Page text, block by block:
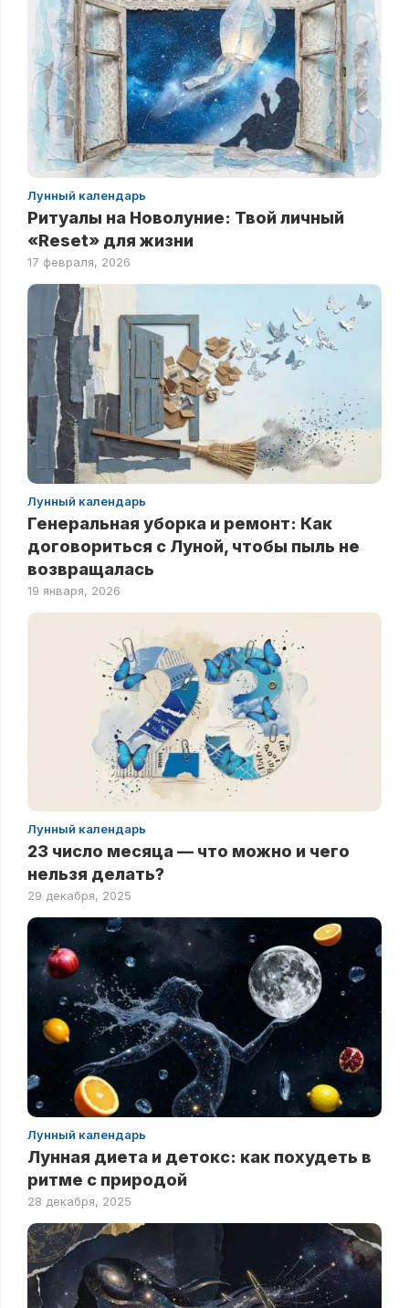
Лунный календарь
Ритуалы на Новолуние: Твой личный
«Reset» для жизни
17 февраля, 2026
Лунный календарь
Генеральная уборка и ремонт: Как
договориться с Луной, чтобы пыль не
возвращалась
19 января, 2026
Лунный календарь
23 число месяца — что можно и чего
нельзя делать?
29 декабря, 2025
Лунный календарь
Лунная диета и детокс: как похудеть в
ритме с природой
28 декабря, 2025